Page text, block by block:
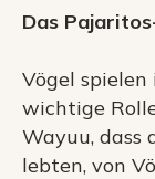
Das
Vögel
wichtige
Wayuu, dass
lebten, von